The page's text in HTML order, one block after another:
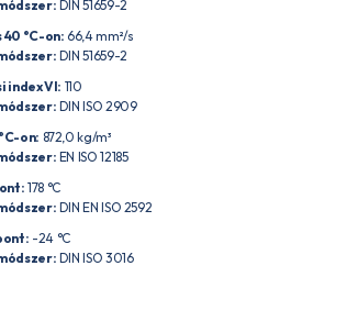
DIN 51659-2
°C-on: 66,4 mm²/s
DIN 51659-2
index VI: 110
DIN ISO 2909
on: 872,0 kg/m³
EN ISO 12185
178 °C
DIN EN ISO 2592
-24 °C
DIN ISO 3016